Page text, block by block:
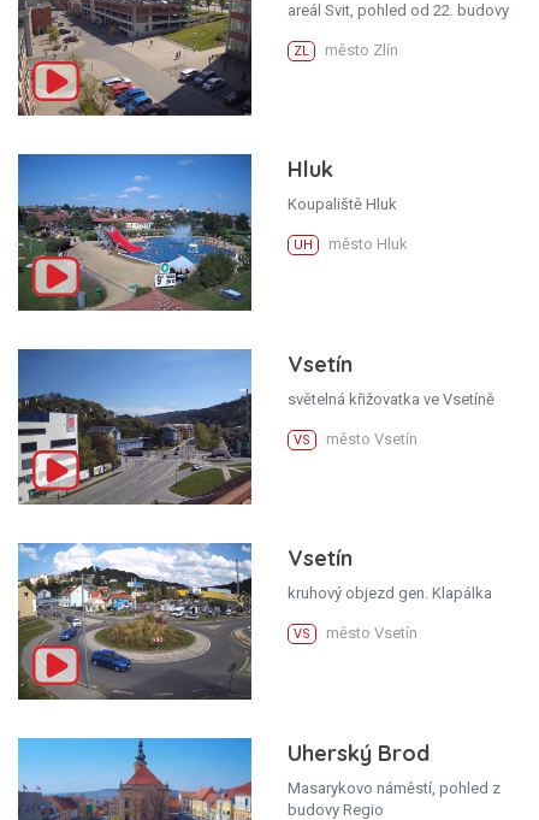
areál Svit, pohled od 22. budovy
ZL město Zlín
Hluk
Koupaliště Hluk
UH město Hluk
Vsetín
světelná křižovatka ve Vsetíně
VS město Vsetín
Vsetín
kruhový objezd gen. Klapálka
VS město Vsetín
Uherský Brod
Masarykovo náměstí, pohled z
budovy Regio